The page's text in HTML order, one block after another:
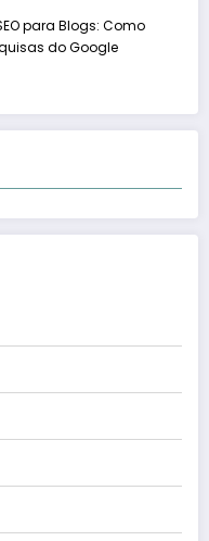
para Blogs: Como
do Google